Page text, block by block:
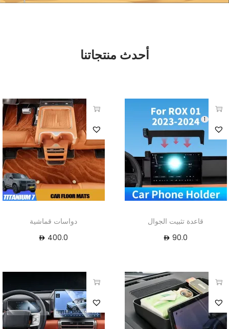
أحدث منتجاتنا
1
قاعدة تثبيت الجوال
90.0
دواسات قماشية
400.0